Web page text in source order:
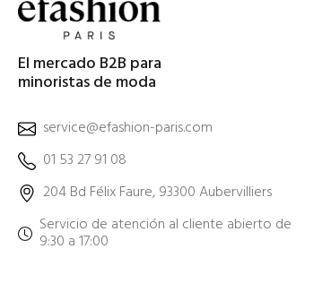
El mercado B2B para
minoristas de moda
service@efashion-paris.com
01 53 27 91 08
204 Bd Félix Faure, 93300 Aubervilliers
Servicio de atención al cliente abierto de
9:30 a 17:00